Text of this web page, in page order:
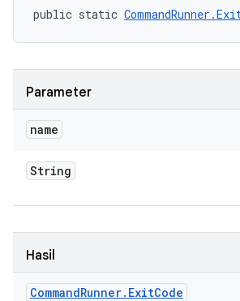
public static
Parameter
name
String
Hasil
CommandRunner. ExitCode